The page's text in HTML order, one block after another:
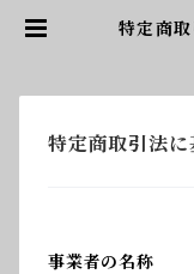
特定商
特定商取引法
事業者の名称